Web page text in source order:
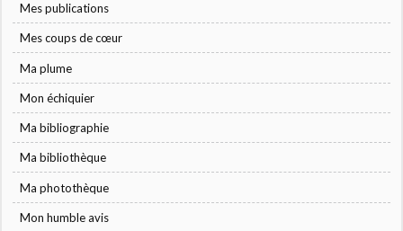
Mes publications
Mes coups de cœur
Ma plume
Mon échiquier
Ma bibliographie
Ma bibliothèque
Ma photothèque
Mon humble avis